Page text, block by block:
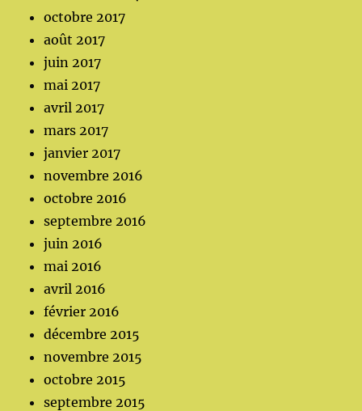
octobre 2017
août 2017
juin 2017
mai 2017
avril 2017
mars 2017
janvier 2017
novembre 2016
octobre 2016
septembre 2016
juin 2016
mai 2016
avril 2016
février 2016
décembre 2015
novembre 2015
octobre 2015
septembre 2015